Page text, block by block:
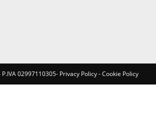
02997110305- Privacy Policy-Cookie Policy